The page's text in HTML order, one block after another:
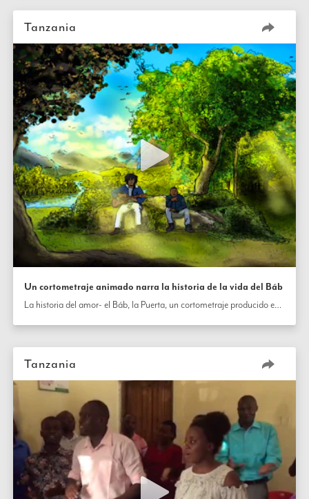
Tanzania
Un cortometraje animado narra la historia de la vida del Báb
La historia del amor- el Báb, la Puerta, un cortometraje producido en Tanzania, utilíza la animación acompañada por la música rap para representar la vida del Báb, Sus enseñanzas e historias de Sus primeros  seguidores.
Tanzania